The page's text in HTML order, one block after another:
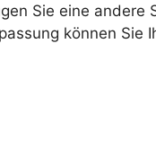
Sie eine andere
können Sie